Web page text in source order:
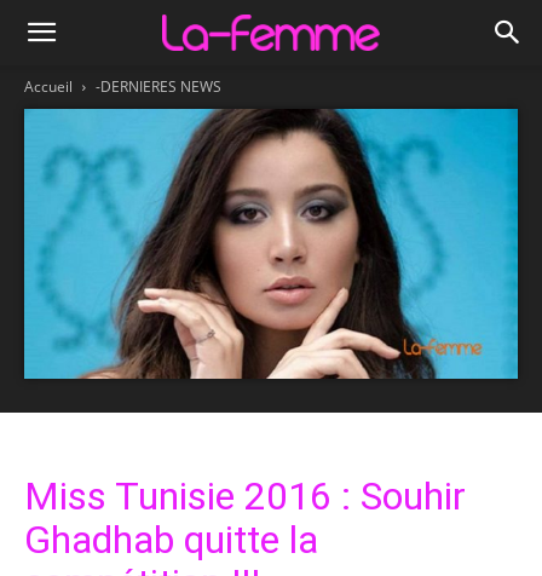
Accueil -DERNIERES NEWS
Miss Tunisie 2016 : Souhir
Ghadhab quitte la